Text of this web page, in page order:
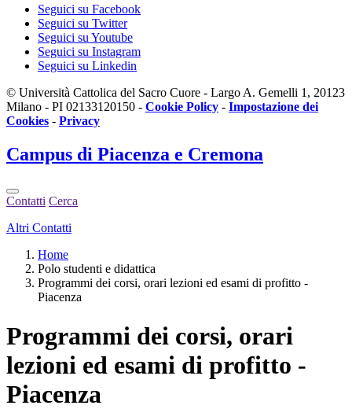
Seguici su Facebook
Seguici su Twitter
Seguici su Youtube
Seguici su Instagram
Seguici su Linkedin
© Università Cattolica del Sacro Cuore - Largo A. Gemelli 1, 20123
Milano - PI 02133120150 - Cookie Policy - Impostazione dei
Cookies - Privacy
Campus di Piacenza e Cremona
Contatti Cerca
Altri Contatti
Home
Polo studenti e didattica
Programmi dei corsi, orari lezioni ed esami di profitto -
Piacenza
Programmi dei corsi, orari
lezioni ed esami di profitto -
Piacenza